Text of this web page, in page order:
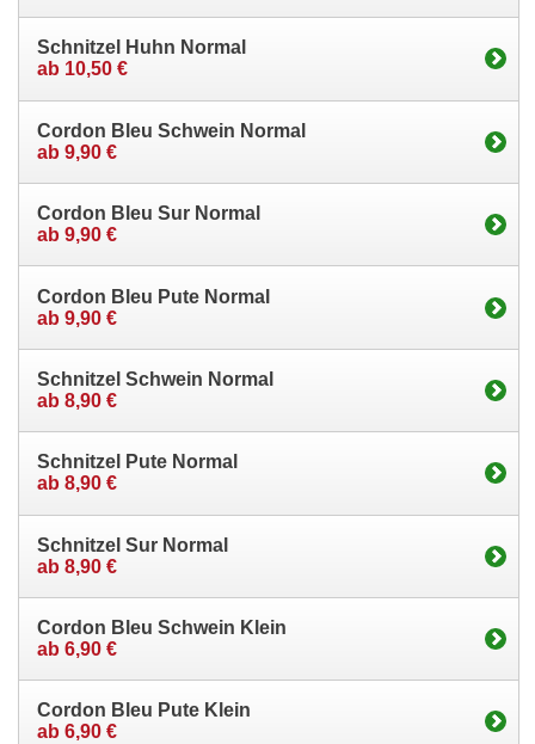
Schnitzel Huhn Normal
ab 10,50 €
Cordon Bleu Schwein Normal
ab 9,90 €
Cordon Bleu Sur Normal
ab 9,90 €
Cordon Bleu Pute Normal
ab 9,90 €
Schnitzel Schwein Normal
ab 8,90 €
Schnitzel Pute Normal
ab 8,90 €
Schnitzel Sur Normal
ab 8,90 €
Cordon Bleu Schwein Klein
ab 6,90 €
Cordon Bleu Pute Klein
ab 6,90 €